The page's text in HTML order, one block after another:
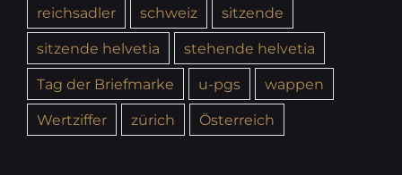
reichsadler
schweiz
sitzende
sitzende helvetia
stehende helvetia
Tag der Briefmarke
u-pgs
wappen
Wertziffer
zürich Österreich